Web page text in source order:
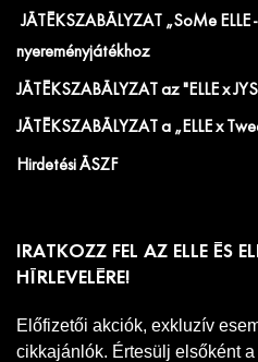
JÁTÉKSZABÁLYZAT „SoMe ELLE
nyereményjátékhoz
JÁTÉKSZABÁLYZAT az "ELLE x
JÁTÉKSZABÁLYZAT a „ELLE x
Hirdetési ÁSZF
IRATKOZZ FEL AZ ELLE ÉS
HÍRLEVELÉRE!
Előfizetői akciók, exkluzív
cikkajánlók. Értesülj elsőként